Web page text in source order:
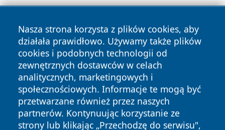
Nasza strona korzysta z plików cookies, aby
działała prawidłowo. Używamy także plików
cookies i podobnych technologii od
zewnętrznych dostawców w celach
analitycznych, marketingowych i
społecznościowych. Informacje te mogą być
przetwarzane również przez naszych
partnerów. Kontynuując korzystanie ze
strony lub klikając „Przechodzę do serwisu",
Copyright © 2026 pulsbydgoszczy.pl Wszystkie prawa
zastrzeżone.
News Autorzy
Polityka
Prywatności
Polityka
Cookies